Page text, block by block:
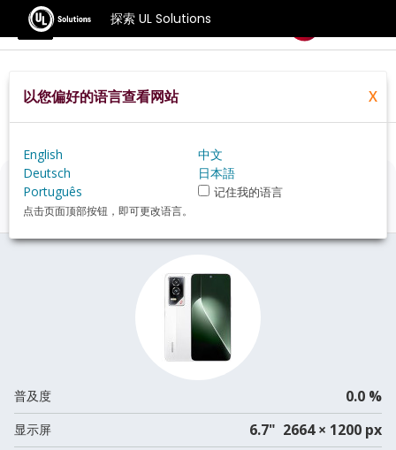
探索 UL Solutions
基准测试
Home Zh Hans Hardware
Honor+GT+review
Honor GT评估
普及度 0.0 %
显示屏 6.7" 2664 × 1200 px
以您偏好的语言查看网站 X
English
中文
Deutsch
日本語
Português
记住我的语言
点击页面顶部按钮，即可更改语言。